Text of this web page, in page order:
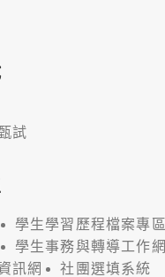
試
學生學習歷程檔案專區
學生事務與轉導工作網
訊網
社團選填系統